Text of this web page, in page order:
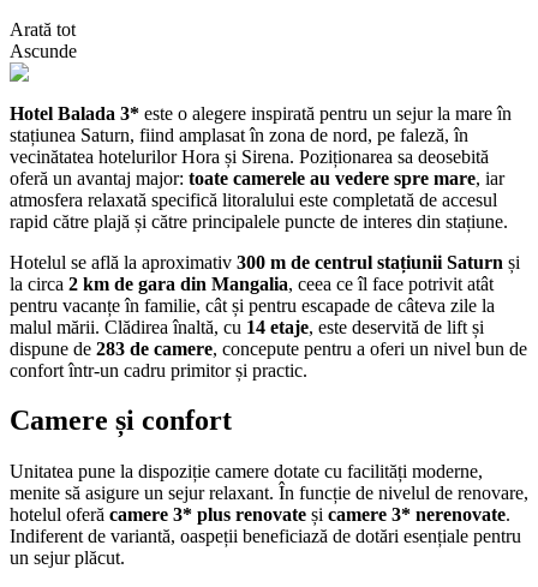
Arată tot
Ascunde
Hotel Balada 3* este o alegere inspirată pentru un sejur la mare în
stațiunea Saturn, fiind amplasat în zona de nord, pe faleză, în
vecinătatea hotelurilor Hora și Sirena. Poziționarea sa deosebită
oferă un avantaj major: toate camerele au vedere spre mare, iar
atmosfera relaxată specifică litoralului este completată de accesul
rapid către plajă și către principalele puncte de interes din stațiune.
Hotelul se află la aproximativ 300 m de centrul stațiunii Saturn și
la circa 2 km de gara din Mangalia, ceea ce îl face potrivit atât
pentru vacanțe în familie, cât și pentru escapade de câteva zile la
malul mării. Clădirea înaltă, cu 14 etaje, este deservită de lift și
dispune de 283 de camere, concepute pentru a oferi un nivel bun de
confort într-un cadru primitor și practic.
Camere și confort
Unitatea pune la dispoziție camere dotate cu facilități moderne,
menite să asigure un sejur relaxant. În funcție de nivelul de renovare,
hotelul oferă camere 3* plus renovate și camere 3* nerenovate.
Indiferent de variantă, oaspeții beneficiază de dotări esențiale pentru
un sejur plăcut.